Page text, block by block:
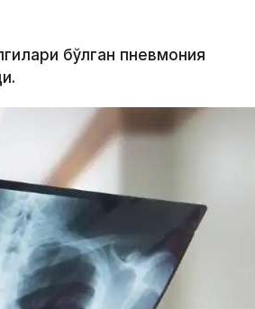
бўлган пневмония